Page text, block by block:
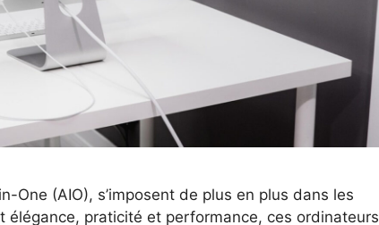
One (AIO), s’imposent de plus en plus dans les
praticité et performance, ces ordinateurs